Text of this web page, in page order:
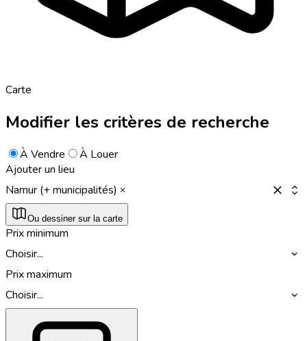
Carte
Modifier les critères de recherche
À Vendre
À Louer
Ajouter un lieu
Namur (+ municipalités)
Ou dessiner sur la carte
Prix minimum
Choisir...
Prix maximum
Choisir...